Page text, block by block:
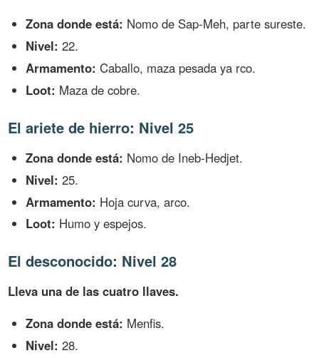
Zona donde está: Nomo de Sap-Meh, parte sureste.
Nivel: 22.
Armamento: Caballo, maza pesada ya rco.
Loot: Maza de cobre.
El ariete de hierro: Nivel 25
Zona donde está: Nomo de Ineb-Hedjet.
Nivel: 25.
Armamento: Hoja curva, arco.
Loot: Humo y espejos.
El desconocido: Nivel 28
Lleva una de las cuatro llaves.
Zona donde está: Menfis.
Nivel: 28.